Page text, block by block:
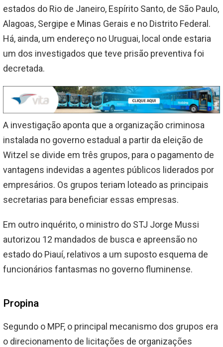
estados do Rio de Janeiro, Espírito Santo, de São Paulo,
Alagoas, Sergipe e Minas Gerais e no Distrito Federal.
Há, ainda, um endereço no Uruguai, local onde estaria
um dos investigados que teve prisão preventiva foi
decretada.
A investigação aponta que a organização criminosa
instalada no governo estadual a partir da eleição de
Witzel se divide em três grupos, para o pagamento de
vantagens indevidas a agentes públicos liderados por
empresários. Os grupos teriam loteado as principais
secretarias para beneficiar essas empresas.
Em outro inquérito, o ministro do STJ Jorge Mussi
autorizou 12 mandados de busca e apreensão no
estado do Piauí, relativos a um suposto esquema de
funcionários fantasmas no governo fluminense.
Propina
Segundo o MPF, o principal mecanismo dos grupos era
o direcionamento de licitações de organizações